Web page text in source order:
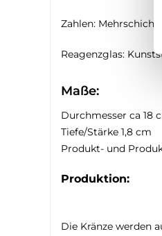
Zahlen:
Reagenzglas:
Maße:
Durchmesser ca 18
Tiefe/Stärke 1,8 cm
Produkt- und
Produktion:
Die Kränze werden